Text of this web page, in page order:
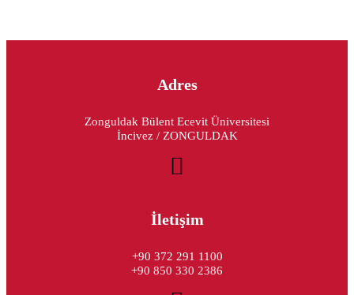
Adres
Zonguldak Bülent Ecevit Üniversitesi
İncivez / ZONGULDAK
İletişim
+90 372 291 1100
+90 850 330 2386